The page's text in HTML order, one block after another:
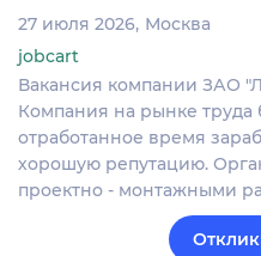
27 июля 2026 Москва
jobcart
Вакансия компании
Компания на рынке труда
отработанное время
хорошую репутацию.
проектно - монтажными